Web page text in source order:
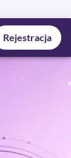
Rejestracja